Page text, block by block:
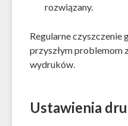
rozwiązany.
Regularne czyszczenie
przyszłym problemom
wydruków.
Ustawienia